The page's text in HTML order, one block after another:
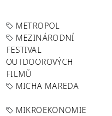
METROPOL
MEZINÁRODNÍ
FESTIVAL
OUTDOOROVÝCH
FILMŮ
MICHA MAREDA
MIKROEKONOMIE